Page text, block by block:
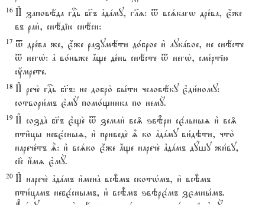
16 И# заповёда гDь бг7ъ ґдaму, гlz: t всsкагw дре1ва, є4же
въ раи2, снёдію снёси:
17 t дре1ва же, є4же разумёти до1брое и3 лукaвое, не снёсте
t негw2: ґ во1ньже ѓще де1нь снёсте t негw2, сме1ртію
ќмрете.
18 И# рече2 гDь бг7ъ: не добро2 бы1ти человёку є3ди1ному:
сотвори1мъ є3мY помо1щника по немY.
19 И# создA бг7ъ є3ще2 t земли2 вс‰ ѕвBри сє1льныz и3 вс‰
пти6цы небє1сныz, и3 приведе2 | ко ґдaму ви1дэти, что2
нарече1тъ |: и3 всsко є4же ѓще нарече2 ґдaмъ дyшу жи1ву,
сіе2 и4мz є3мY.
20 И# нарече2 ґдaмъ и3менA всBмъ скотHмъ, и3 всBмъ
пти1цамъ небє1снымъ, и3 всBмъ ѕвэрє1мъ зємны1мъ.